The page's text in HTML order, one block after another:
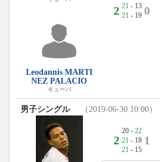
Leodannis MARTI
NEZ PALACIO
キューバ
2 21 - 13
21 - 19 0
男子シングル （2019-06-30 10:00）
2
20 - 22
21 - 18
21 - 15
1